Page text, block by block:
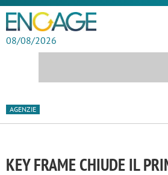
08/08/2026
AGENZIE
KEY FRAME CHIUDE IL